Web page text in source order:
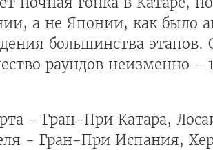
а не Японии, как было
большинства
раундов неизменно -
- Гран-При Катара,
- Гран-При Испания,